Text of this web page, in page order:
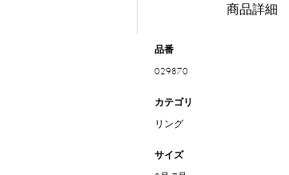
商品詳細
品番
029870
カテゴリ
リング
サイズ